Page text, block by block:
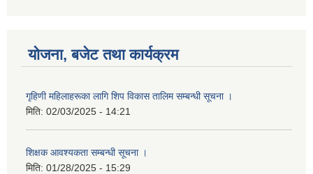
योजना, बजेट तथा कार्यक्रम
गृहिणी महिलाहरूका लागि शिप विकास तालिम सम्बन्धी सूचना ‌।
मिति: 02/03/2025 - 14:21
शिक्षक आवश्यकता सम्बन्धी सूचना ।
मिति: 01/28/2025 - 15:29